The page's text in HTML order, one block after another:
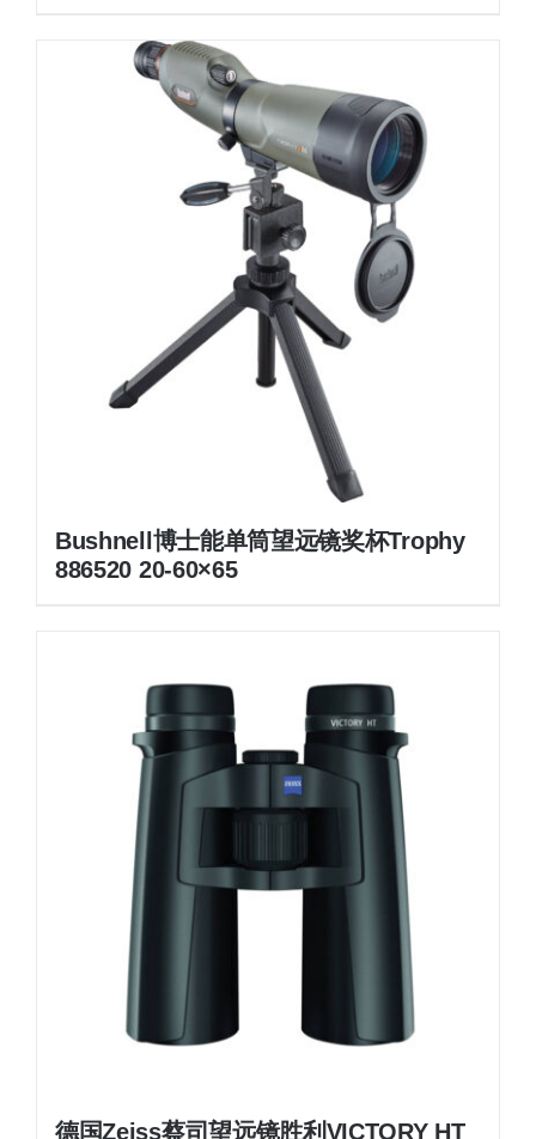
Bushnell博士能单筒望远镜奖杯Trophy
886520 20-60×65
德国Zeiss蔡司望远镜胜利VICTORY HT